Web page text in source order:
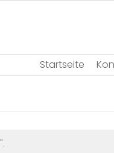
Startseite
".